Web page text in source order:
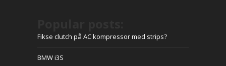
Fikse clutch på AC kompressor med strips?
BMW i3S